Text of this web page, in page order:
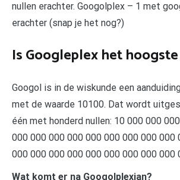
nullen erachter. Googolplex – 1 met
erachter (snap je het nog?)
Is Googleplex het
Googol is in de wiskunde een
met de waarde 10100. Dat wordt
één met honderd nullen: 10 000 000
000 000 000 000 000 000 000 000 000
000 000 000 000 000 000 000 000 000
Wat komt er na Googolplexian?